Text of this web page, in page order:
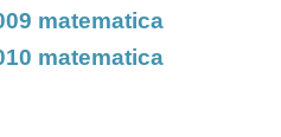
matematica
matematica